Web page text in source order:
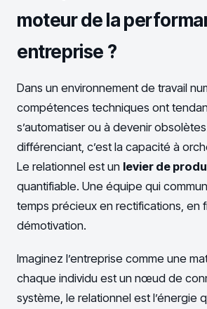
moteur de la
entreprise ?
Dans un environnement de travail
compétences techniques ont
s’automatiser ou à devenir
différenciant, c’est la capacité à
Le relationnel est un levier de
quantifiable. Une équipe qui
temps précieux en rectifications, en
démotivation.
Imaginez l’entreprise comme une
chaque individu est un nœud de
système, le relationnel est l’énergie